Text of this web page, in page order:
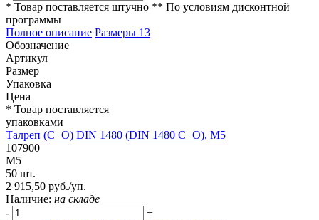
* Товар поставляется штучно ** По условиям дисконтной
программы
Полное описание Размеры 13
Обозначение
Артикул
Размер
Упаковка
Цена
* Товар поставляется
упаковками
Талреп (С+О) DIN 1480 (DIN 1480 C+O), М5
107900
М5
50 шт.
2 915,50 руб./уп.
Наличие: на складе
-
+